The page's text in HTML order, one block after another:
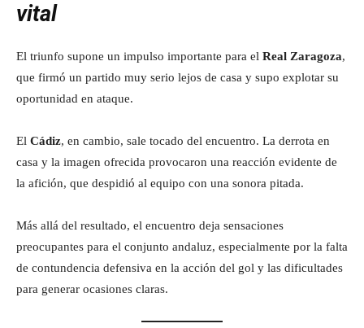
vital
El triunfo supone un impulso importante para el Real Zaragoza,
que firmó un partido muy serio lejos de casa y supo explotar su
oportunidad en ataque.
El Cádiz, en cambio, sale tocado del encuentro. La derrota en
casa y la imagen ofrecida provocaron una reacción evidente de
la afición, que despidió al equipo con una sonora pitada.
Más allá del resultado, el encuentro deja sensaciones
preocupantes para el conjunto andaluz, especialmente por la falta
de contundencia defensiva en la acción del gol y las dificultades
para generar ocasiones claras.